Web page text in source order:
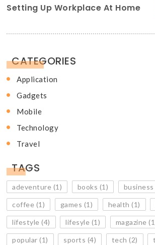
Setting Up Workplace At Home
CATEGORIES
Application
Gadgets
Mobile
Technology
Travel
TAGS
adeventure (1) books (1) business
coffee (1) games (1) health (1)
lifestyle (4) lifesyle (1) magazine
popular (1) sports (4) tech (2)